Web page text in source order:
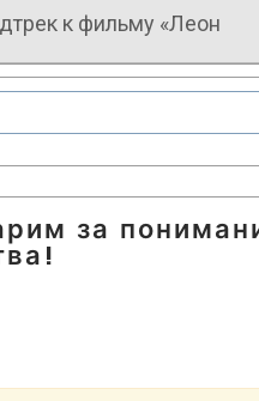
к фильму «Леон
за